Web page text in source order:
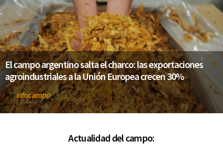
El campo argentino salta el charco: las exportaciones
agroindustriales a la Unión Europea crecen 30%
Porinfocampo
Actualidad del campo: